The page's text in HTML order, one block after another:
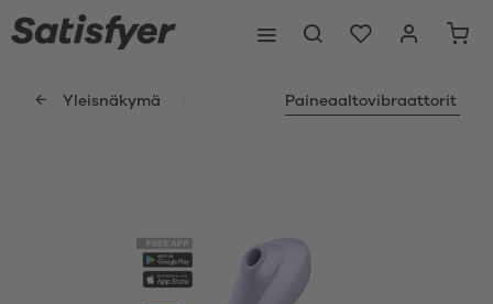
Yleisnäkymä Paineaaltovibraattorit